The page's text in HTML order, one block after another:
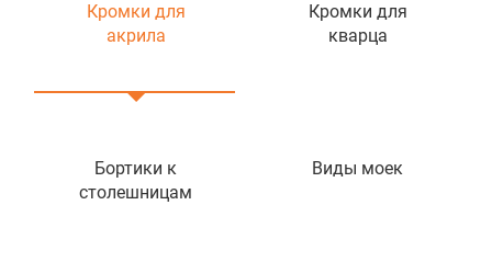
Кромки для
акрила
Кромки для
кварца
Бортики к
столешницам
Виды моек